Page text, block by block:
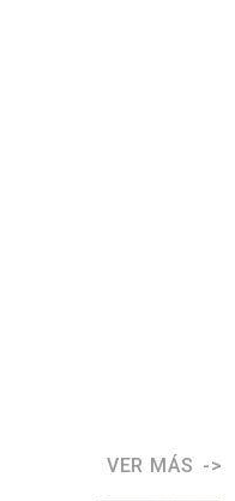
VER MÁS